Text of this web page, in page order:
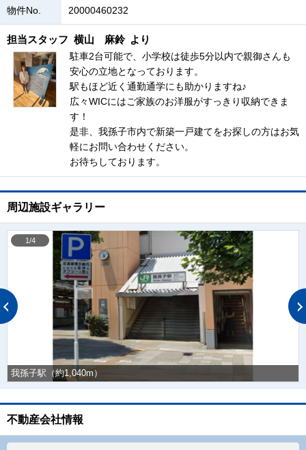
物件No. 20000460232
担当スタッフ 横山 麻鈴 より
駐車2台可能で、小学校は徒歩5分以内で親御さんも
安心の立地となっております。
駅もほど近く通勤通学にも助かりますね♪
広々WICにはご家族のお洋服がすっきり収納できま
す！
是非、我孫子市内で新築一戸建てをお探しの方はお気
軽にお問い合わせください。
お待ちしております。
周辺施設ギャラリー
我孫子駅（約1,040m）
1/4
不動産会社情報